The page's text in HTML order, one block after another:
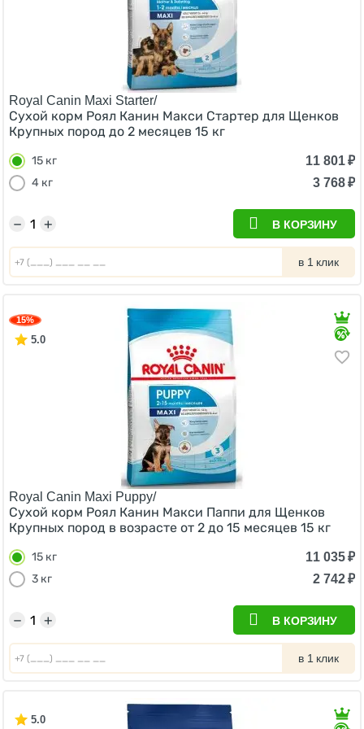
Royal Canin Maxi Starter/
Сухой корм Роял Канин Макси Стартер для Щенков
Крупных пород до 2 месяцев 15 кг
15 кг 11 801₽
4 кг
3 768₽
+
− В КОРЗИНУ
в 1 клик
15%
5.0
Royal Canin Maxi Puppy/
Сухой корм Роял Канин Макси Паппи для Щенков
Крупных пород в возрасте от 2 до 15 месяцев 15 кг
15 кг 11 035₽
3 кг
2 742₽
+
− В КОРЗИНУ
в 1 клик
5.0